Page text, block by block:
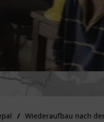
Wiederaufbau nach